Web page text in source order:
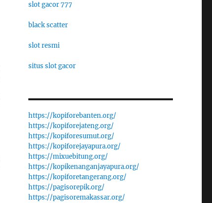
slot gacor 777
black scatter
slot resmi
situs slot gacor
https://kopiforebanten.org/
https://kopiforejateng.org/
https://kopiforesumut.org/
https://kopiforejayapura.org/
https://mixuebitung.org/
https://kopikenanganjayapura.org/
https://kopiforetangerang.org/
https://pagisorepik.org/
https://pagisoremakassar.org/